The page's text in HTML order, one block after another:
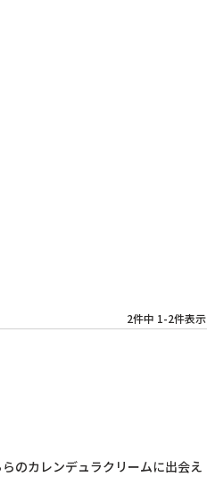
2件中 1-2件表示
のカレンデュラクリームに出会え